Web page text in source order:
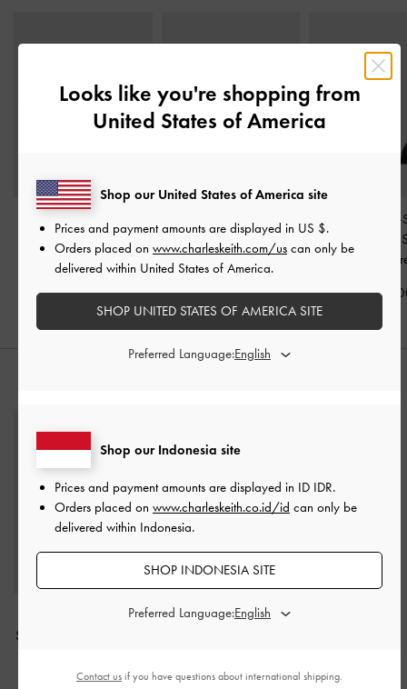
Sandal Stiletto Peep-toe
Gem Jaylene
- Black
Textured
IDR1,699,000
Sandal Stiletto-Heel
Crystal-Embellished Satin
-Black Textured
IDR1,249,000
Sandal
Slant-Heel Faux
Black
Tas Top Handle Lace &
Satin Jennis
Looks like you're shopping from
United States of America
Shop our Indonesia site
Prices and payment amounts are displayed in ID IDR.
Orders placed on www.charleskeith.co.id/id can only be
delivered within Indonesia.
SHOP INDONESIA SITE
Preferred Language:
Shop our United States of America site
Prices and payment amounts are displayed in US $.
Orders placed on www.charleskeith.com/us can only be
delivered within United States of America.
SHOP UNITED STATES OF AMERICA SITE
Preferred Language:
Contact us if you have questions about international shipping.